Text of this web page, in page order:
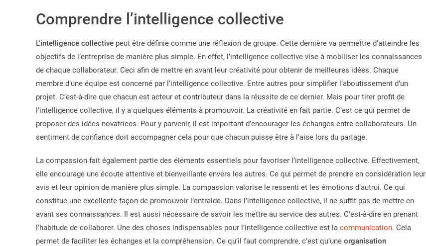
Comprendre l’intelligence collective
L’intelligence collective peut être définie comme une réflexion de groupe. Cette dernière va permettre d’atteindre les
objectifs de l’entreprise de manière plus simple. En effet, l’intelligence collective vise à mobiliser les connaissances
de chaque collaborateur. Ceci afin de mettre en avant leur créativité pour obtenir de meilleures idées. Chaque
membre d’une équipe est concerné par l’intelligence collective. Entre autres pour simplifier l’aboutissement d’un
projet. C’est-à-dire que chacun est acteur et contributeur dans la réussite de ce dernier. Mais pour tirer profit de
l’intelligence collective, il y a quelques éléments à promouvoir. La créativité en fait partie. C’est ce qui permet de
proposer des idées novatrices. Pour y parvenir, il est important d’encourager les échanges entre collaborateurs. Un
sentiment de confiance doit accompagner cela pour que chacun puisse être à l’aise lors du partage.
La compassion fait également partie des éléments essentiels pour favoriser l’intelligence collective. Effectivement,
elle encourage une écoute attentive et bienveillante envers les autres. Ce qui permet de prendre en considération leur
avis et leur opinion de manière plus simple. La compassion valorise le ressenti et les émotions d’autrui. Ce qui
constitue une excellente façon de promouvoir l’entraide. Dans l’intelligence collective, il ne suffit pas de mettre en
avant ses connaissances. Il est aussi nécessaire de savoir les mettre au service des autres. C’est-à-dire en prenant
l’habitude de collaborer. Une des choses indispensables pour l’intelligence collective est la communication. Cela
permet de faciliter les échanges et la compréhension. Ce qu’il faut comprendre, c’est qu’une organisation